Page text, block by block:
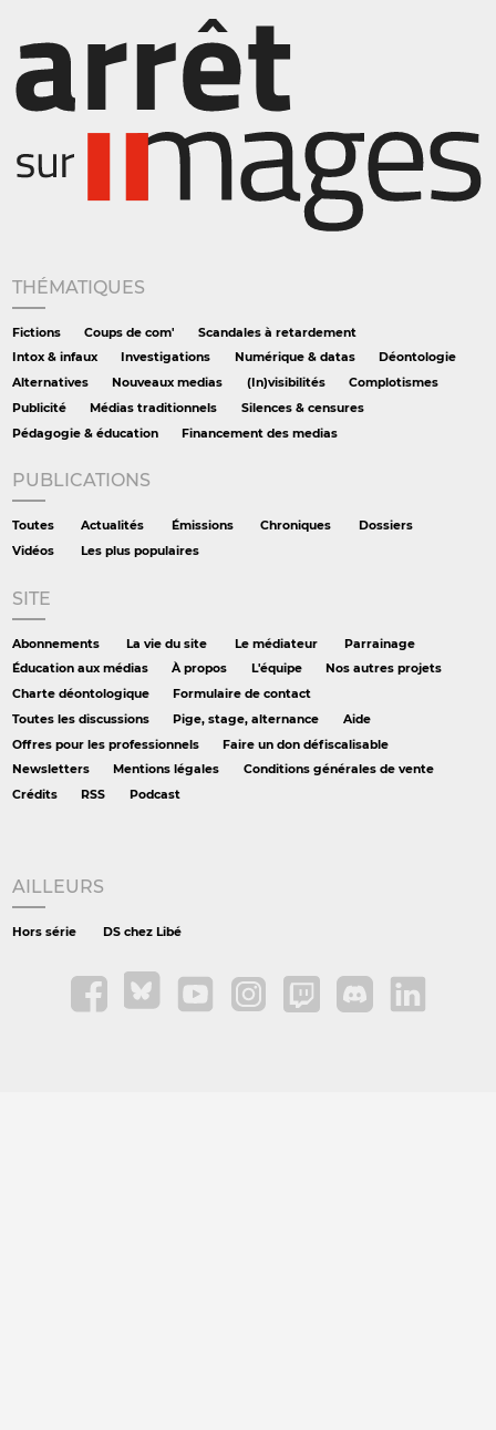
THÉMATIQUES
Fictions Coups de com'
Scandales à retardement
Intox & infaux
Investigations Numérique & datas
Déontologie
Alternatives
Nouveaux medias (In)visibilités
Complotismes
Publicité
Médias traditionnels
Silences & censures
Pédagogie & éducation
Financement des medias
PUBLICATIONS
Toutes Actualités Émissions Chroniques
Dossiers
Vidéos
Les plus populaires
SITE
Abonnements La vie du site Le médiateur
Parrainage
Éducation aux médias
À propos L'équipe
Nos autres projets
Charte déontologique
Formulaire de contact
Toutes les discussions
Pige, stage, alternance
Aide
Offres pour les professionnels
Faire un don défiscalisable
Newsletters
Mentions légales
Conditions générales de vente
Crédits
RSS Podcast
AILLEURS
Hors série DS chez Libé